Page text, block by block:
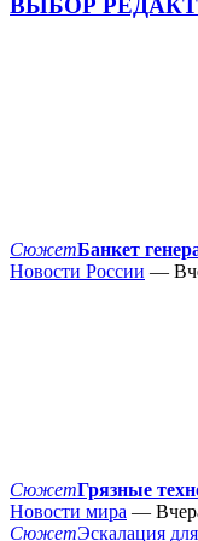
ВЫБОР
СюжетБанкет
Новости России —
СюжетГрязные
Новости мира —
СюжетЭскалация